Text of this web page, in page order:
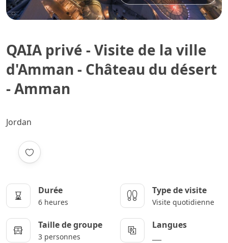
QAIA privé - Visite de la ville
d'Amman - Château du désert
- Amman
Jordan
Durée
6 heures
Type de visite
Visite quotidienne
Taille de groupe
3 personnes
Langues